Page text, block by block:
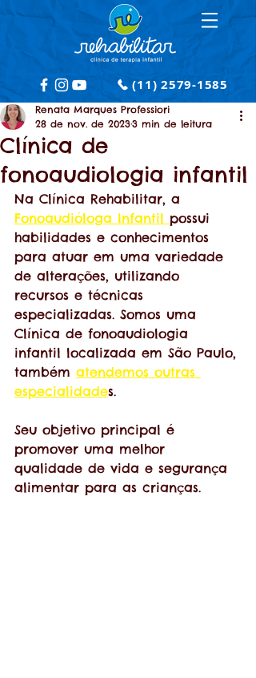
(11) 2579-1585
Clínica de
fonoaudiologia infantil
Renata Marques Professiori
28 de nov. de 20233 min de leitura
Na Clínica Rehabilitar, a
Fonoaudióloga Infantil possui
habilidades e conhecimentos
para atuar em uma variedade
de alterações, utilizando
recursos e técnicas
especializadas. Somos uma
Clínica de fonoaudiologia
infantil localizada em São Paulo,
também atendemos outras
especialidades.
Seu objetivo principal é
promover uma melhor
qualidade de vida e segurança
alimentar para as crianças.